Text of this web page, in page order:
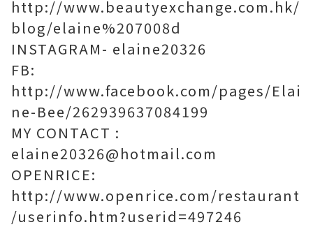
http://www.beautyexchange.com.hk/
blog/elaine%207008d
INSTAGRAM- elaine20326
FB:
http://www.facebook.com/pages/Elai
ne-Bee/262939637084199
MY CONTACT :
elaine20326@hotmail.com
OPENRICE:
http://www.openrice.com/restaurant
/userinfo.htm?userid=497246